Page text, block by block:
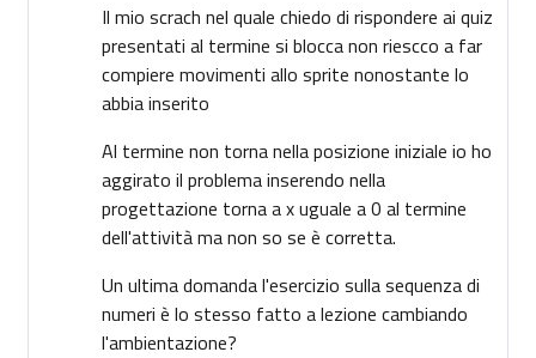
Il mio scrach nel quale chiedo di rispondere ai quiz
presentati al termine si blocca non riescco a far
compiere movimenti allo sprite nonostante lo
abbia inserito
Al termine non torna nella posizione iniziale io ho
aggirato il problema inserendo nella
progettazione torna a x uguale a 0 al termine
dell'attività ma non so se è corretta.
Un ultima domanda l'esercizio sulla sequenza di
numeri è lo stesso fatto a lezione cambiando
l'ambientazione?